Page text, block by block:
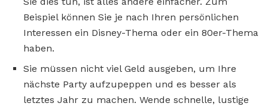
Beispiel können Sie je nach Ihren persönlichen
Interessen ein Disney-Thema oder ein 80er-Thema
haben.
Sie müssen nicht viel Geld ausgeben, um Ihre
nächste Party aufzupeppen und es besser als
letztes Jahr zu machen. Wende schnelle, lustige